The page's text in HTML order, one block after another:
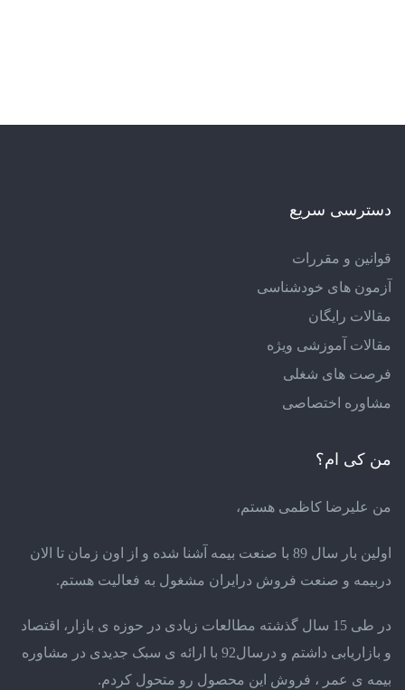
دسترسی سریع
قوانین و مقررات
آزمون های خودشناسی
مقالات رایگان
مقالات آموزشی ویژه
فرصت های شغلی
مشاوره اختصاصی
من کی ام؟
من علیرضا کاظمی هستم،
اولین بار سال 89 با صنعت بیمه آشنا شده و از اون زمان تا الان
دربیمه و صنعت فروش درایران مشغول به فعالیت هستم.
در طی 15 سال گذشته مطالعات زیادی در حوزه ی بازار، اقتصاد
و بازاریابی داشتم و درسال92 با ارائه ی سبک جدیدی در مشاوره
بیمه ی عمر ، فروش این محصول رو متحول کردم.